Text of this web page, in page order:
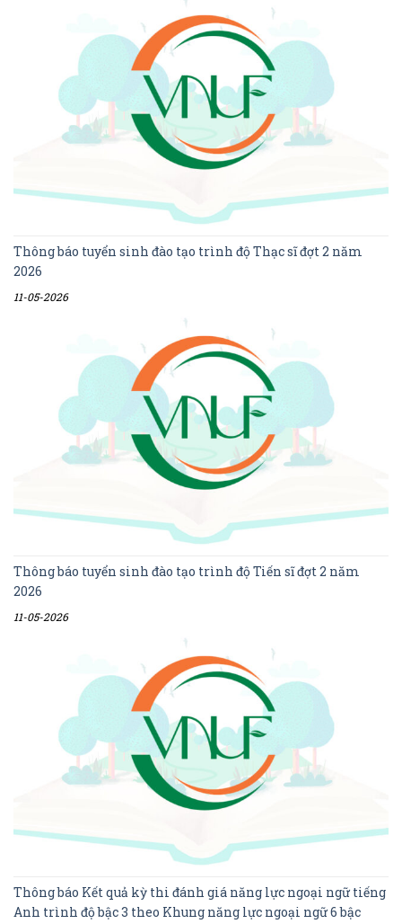
Thông báo tuyển sinh đào tạo trình độ Thạc sĩ đợt 2 năm
2026
11-05-2026
Thông báo tuyển sinh đào tạo trình độ Tiến sĩ đợt 2 năm
2026
11-05-2026
Thông báo Kết quả kỳ thi đánh giá năng lực ngoại ngữ tiếng
Anh trình độ bậc 3 theo Khung năng lực ngoại ngữ 6 bậc